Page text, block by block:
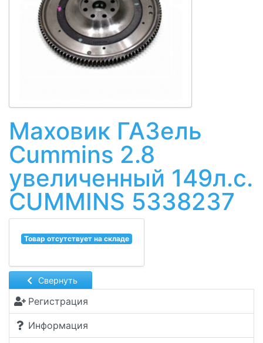
Свернуть
Регистрация
Информация
Маховик ГАЗель
Cummins 2.8
увеличенный 149л.с.
CUMMINS 5338237
Товар отсутствует на складе